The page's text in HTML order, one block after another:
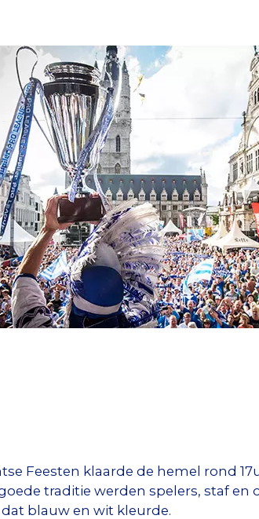
Feesten klaarde de hemel rond
traditie werden spelers, staf
blauw en wit kleurde.